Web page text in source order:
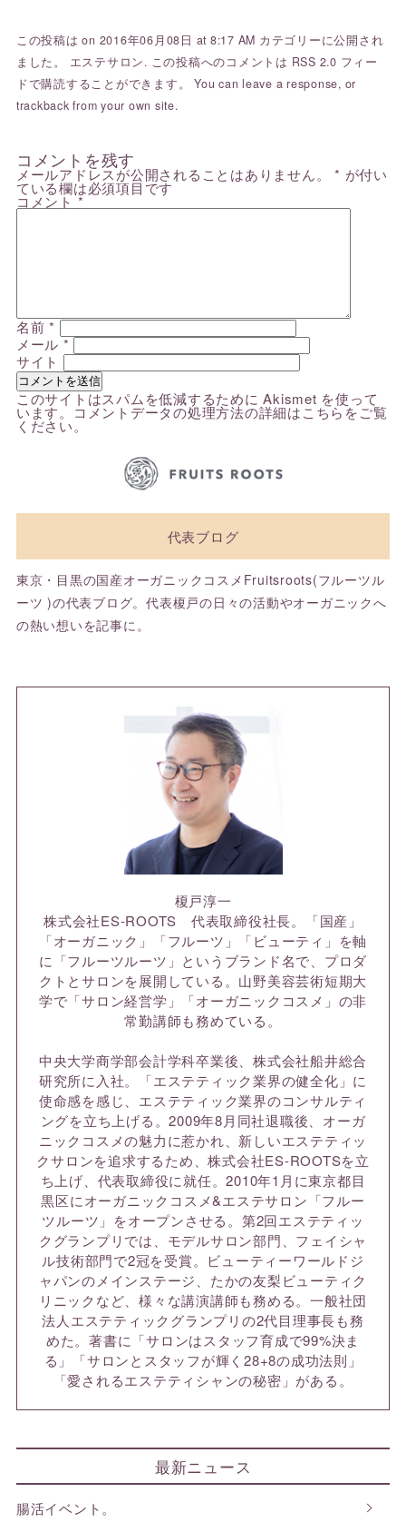
この投稿は on 2016年06月08日 at 8:17 AM カテゴリーに公開され
ました。 エステサロン. この投稿へのコメントは RSS 2.0 フィー
ドで購読することができます。 You canleave a response, or
trackback from your own site.
コメントを残す
メールアドレスが公開されることはありません。 * が付い
ている欄は必須項目です
コメント*
名前*
メール *
サイト
このサイトはスパムを低減するために Akismet を使って
います。 コメントデータの処理方法の詳細はこちらをご覧
ください。
代表ブログ
東京・目黒の国産オーガニックコスメFruitsroots(フルーツル
ーツ )の代表ブログ。代表榎戸の日々の活動やオーガニックへ
の熱い想いを記事に。
榎戸淳一
株式会社ES-ROOTS 代表取締役社長。「国産」
「オーガニック」「フルーツ」「ビューティ」を軸
に「フルーツルーツ」というブランド名で、プロダ
クトとサロンを展開している。山野美容芸術短期大
学で「サロン経営学」「オーガニックコスメ」の非
常勤講師も務めている。
中央大学商学部会計学科卒業後、株式会社船井総合
研究所に入社。「エステティック業界の健全化」に
使命感を感じ、エステティック業界のコンサルティ
ングを立ち上げる。2009年8月同社退職後、オーガ
ニックコスメの魅力に惹かれ、新しいエステティッ
クサロンを追求するため、株式会社ES-ROOTSを立
ち上げ、代表取締役に就任。2010年1月に東京都目
黒区にオーガニックコスメ&エステサロン「フルー
ツルーツ」をオープンさせる。第2回エステティッ
クグランプリでは、モデルサロン部門、フェイシャ
ル技術部門で2冠を受賞。ビューティーワールドジ
ャパンのメインステージ、たかの友梨ビューティク
リニックなど、様々な講演講師も務める。一般社団
法人エステティックグランプリの2代目理事長も務
めた。著書に「サロンはスタッフ育成で99%決ま
る」「サロンとスタッフが輝く28+8の成功法則」
「愛されるエステティシャンの秘密」がある。
最新ニュース
腸活イベント。